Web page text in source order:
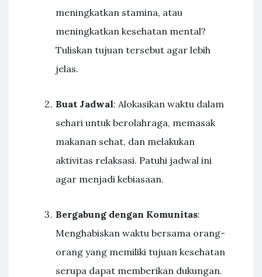
meningkatkan stamina, atau
meningkatkan kesehatan mental?
Tuliskan tujuan tersebut agar lebih
jelas.
Buat Jadwal: Alokasikan waktu dalam
sehari untuk berolahraga, memasak
makanan sehat, dan melakukan
aktivitas relaksasi. Patuhi jadwal ini
agar menjadi kebiasaan.
Bergabung dengan Komunitas:
Menghabiskan waktu bersama orang-
orang yang memiliki tujuan kesehatan
serupa dapat memberikan dukungan.